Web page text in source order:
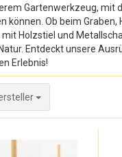
Gartenwerkzeug, mit
können. Ob beim Graben,
Holzstiel und
Entdeckt unsere
Erlebnis!